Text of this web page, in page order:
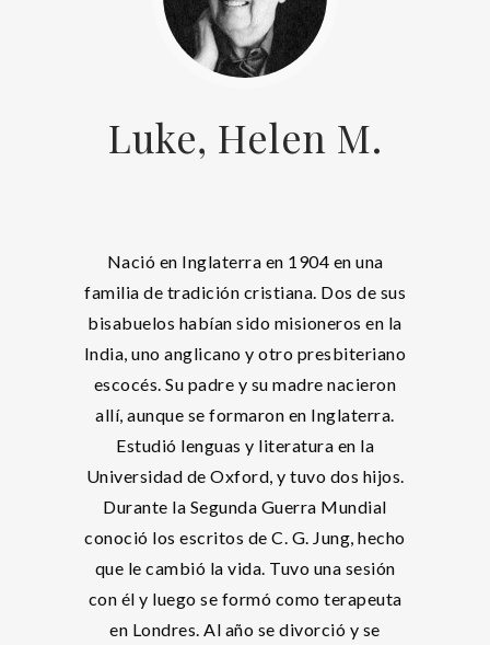
Luke, Helen M.
Nació en Inglaterra en 1904 en una
familia de tradición cristiana. Dos de sus
bisabuelos habían sido misioneros en la
India, uno anglicano y otro presbiteriano
escocés. Su padre y su madre nacieron
allí, aunque se formaron en Inglaterra.
Estudió lenguas y literatura en la
Universidad de Oxford, y tuvo dos hijos.
Durante la Segunda Guerra Mundial
conoció los escritos de C. G. Jung, hecho
que le cambió la vida. Tuvo una sesión
con él y luego se formó como terapeuta
en Londres. Al año se divorció y se